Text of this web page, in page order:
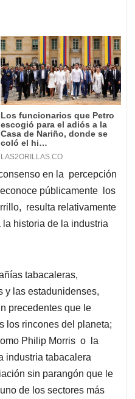
en la percepción
públicamente los
resulta relativamente
historia de la industria
tabacaleras,
y las estadunidenses,
precedentes que le
los rincones del planeta;
Philip Morris o la
industria tabacalera
sin parangón que le
de los sectores más